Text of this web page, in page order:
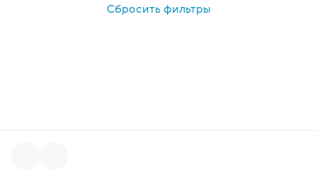
Сбросить фильтры